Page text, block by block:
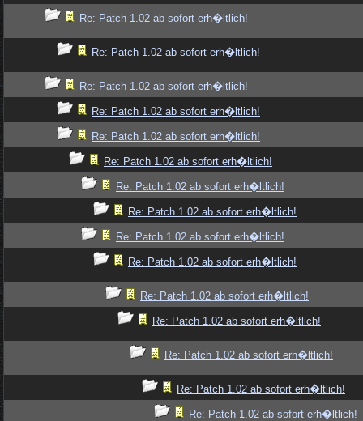
Re: Patch 1.02 ab sofort erh�ltlich!
Re: Patch 1.02 ab sofort erh�ltlich!
Re: Patch 1.02 ab sofort erh�ltlich!
Re: Patch 1.02 ab sofort erh�ltlich!
Re: Patch 1.02 ab sofort erh�ltlich!
Re: Patch 1.02 ab sofort erh�ltlich!
Re: Patch 1.02 ab sofort erh�ltlich!
Re: Patch 1.02 ab sofort erh�ltlich!
Re: Patch 1.02 ab sofort erh�ltlich!
Re: Patch 1.02 ab sofort erh�ltlich!
Re: Patch 1.02 ab sofort erh�ltlich!
Re: Patch 1.02 ab sofort erh�ltlich!
Re: Patch 1.02 ab sofort erh�ltlich!
Re: Patch 1.02 ab sofort erh�ltlich!
Re: Patch 1.02 ab sofort erh�ltlich!